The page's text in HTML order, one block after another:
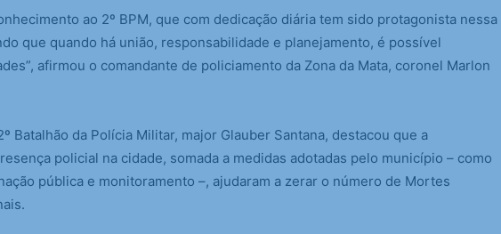
ao 2º BPM, que com dedicação diária tem sido protagonista nessa
que quando há união, responsabilidade e planejamento, é possível
afirmou o comandante de policiamento da Zona da Mata, coronel Marlon
Batalhão da Polícia Militar, major Glauber Santana, destacou que a
policial na cidade, somada a medidas adotadas pelo município – como
pública e monitoramento –, ajudaram a zerar o número de Mortes